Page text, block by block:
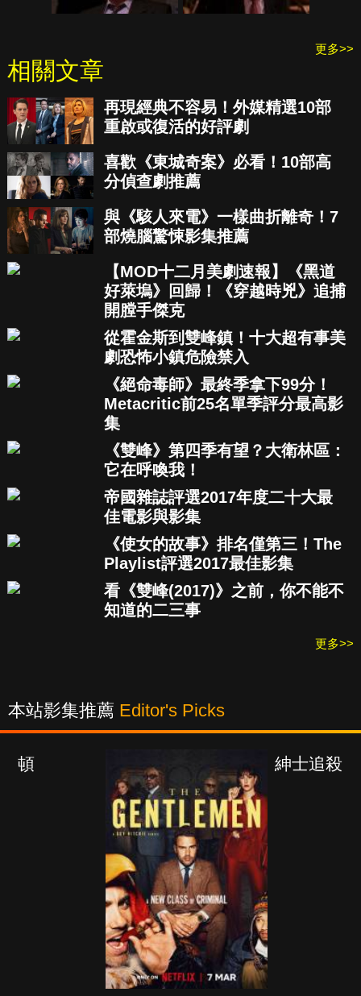
更多>>
相關文章
再現經典不容易！外媒精選10部
重啟或復活的好評劇
喜歡《東城奇案》必看！10部高
分偵查劇推薦
與《駭人來電》一樣曲折離奇！7
部燒腦驚悚影集推薦
【MOD十二月美劇速報】《黑道
好萊塢》回歸！《穿越時兇》追捕
開膛手傑克
從霍金斯到雙峰鎮！十大超有事美
劇恐怖小鎮危險禁入
《絕命毒師》最終季拿下99分！
Metacritic前25名單季評分最高影
集
《雙峰》第四季有望？大衛林區：
它在呼喚我！
帝國雜誌評選2017年度二十大最
佳電影與影集
《使女的故事》排名僅第三！The
Playlist評選2017最佳影集
看《雙峰(2017)》之前，你不能不
知道的二三事
更多>>
本站影集推薦 Editor's Picks